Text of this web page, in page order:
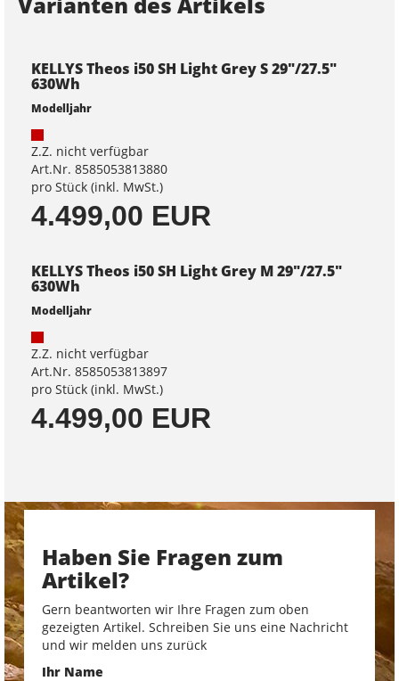
KELLYS Theos i50 SH Light Grey S 29"/27.5"
630Wh
Modelljahr
Z.Z. nicht verfügbar
Art.Nr. 8585053813880
pro Stück (inkl. MwSt.)
4.499,00 EUR
KELLYS Theos i50 SH Light Grey M 29"/27.5"
630Wh
Modelljahr
Z.Z. nicht verfügbar
Art.Nr. 8585053813897
pro Stück (inkl. MwSt.)
4.499,00 EUR
Haben Sie Fragen zum
Artikel?
Gern beantworten wir Ihre Fragen zum oben
gezeigten Artikel. Schreiben Sie uns eine Nachricht
und wir melden uns zurück
Ihr Name